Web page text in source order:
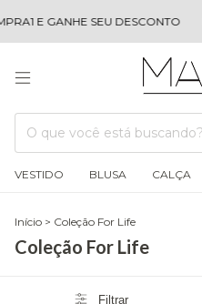
E GANHE SEU DESCONTO
VESTIDO BLUSA CALÇA
Início > Coleção For Life
Coleção For Life
Filtrar